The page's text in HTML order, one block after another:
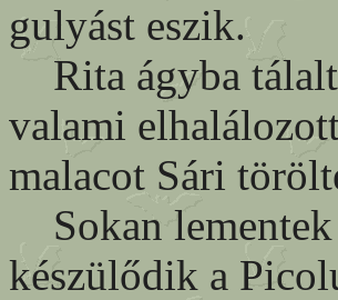
gulyást eszik.
Rita ágyba
valami
malacot Sári
Sokan lementek
készülődik a